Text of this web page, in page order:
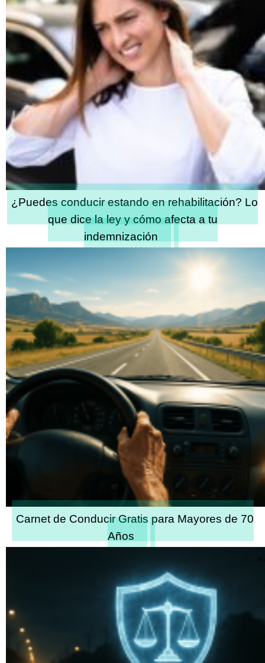
¿Puedes conducir estando en rehabilitación? Lo
que dice la ley y cómo afecta a tu
indemnización
Carnet de Conducir Gratis para Mayores de 70
Años